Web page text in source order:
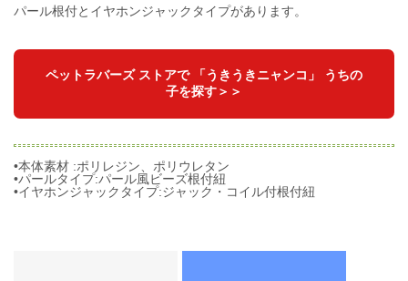
パール根付とイヤホンジャックタイプがあります。
ペットラバーズ ストアで 「うきうきニャンコ」 うちの
子を探す＞＞
•本体素材 :ポリレジン、ポリウレタン
•パールタイプ:パール風ビーズ根付紐
•イヤホンジャックタイプ:ジャック・コイル付根付紐